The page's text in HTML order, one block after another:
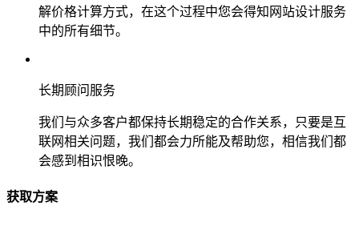
解价格计算方式，在这个过程中您会得知网站设计服务
中的所有细节。
长期顾问服务
我们与众多客户都保持长期稳定的合作关系，只要是互
联网相关问题，我们都会力所能及帮助您，相信我们都
会感到相识恨晚。
获取方案